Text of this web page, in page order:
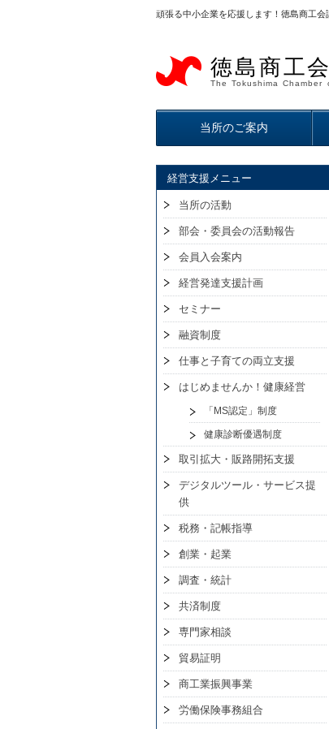
頑張る中小企業を応援します！徳島商工会
徳島商工
The Tokushima Chamber
当所のご案内
経営支援メニュー
当所の活動
部会・委員会の活動報告
会員入会案内
経営発達支援計画
セミナー
融資制度
仕事と子育ての両立支援
はじめませんか！健康経営
「MS認定」制度
健康診断優遇制度
取引拡大・販路開拓支援
デジタルツール・サービス提
供
税務・記帳指導
創業・起業
調査・統計
共済制度
専門家相談
貿易証明
商工業振興事業
労働保険事務組合